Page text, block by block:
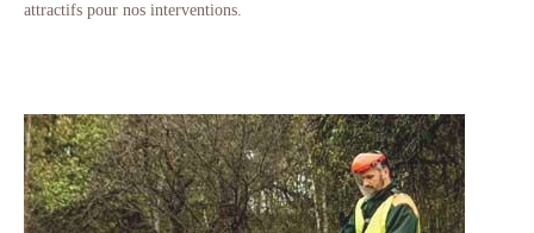
attractifs pour nos interventions.